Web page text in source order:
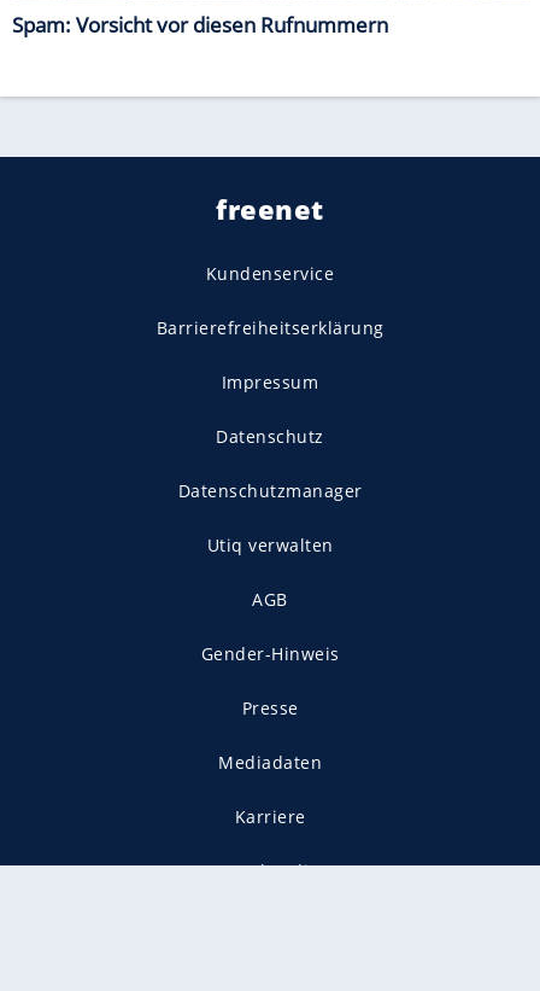
Spam: Vorsicht vor diesen Rufnummern
freenet
Kundenservice
Barrierefreiheitserklärung
Impressum
Datenschutz
Datenschutzmanager
Utiq verwalten
AGB
Gender-Hinweis
Presse
Mediadaten
Karriere
Vertragskündigung